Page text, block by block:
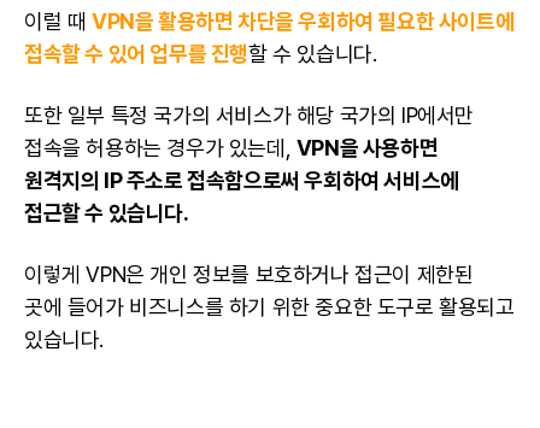
이럴 때 VPN을 활용하면 차단을 우회하여 필요한 사이트에
접속할 수 있어 업무를 진행할 수 있습니다.
또한 일부 특정 국가의 서비스가 해당 국가의 IP에서만
접속을 허용하는 경우가 있는데, VPN을 사용하면
원격지의 IP 주소로 접속함으로써 우회하여 서비스에
접근할 수 있습니다.
이렇게 VPN은 개인 정보를 보호하거나 접근이 제한된
곳에 들어가 비즈니스를 하기 위한 중요한 도구로 활용되고
있습니다.